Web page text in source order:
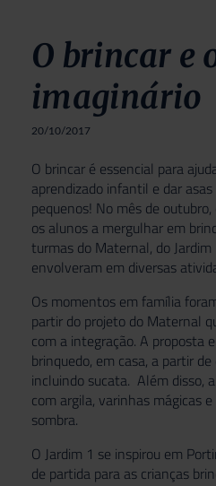
O brincar e
imaginário
20/10/2017
O brincar é essencial para
aprendizado infantil e dar
pequenos! No mês de
os alunos a mergulhar em
turmas do Maternal, do Jardim
envolveram em diversas
Os momentos em família
partir do projeto do Maternal
com a integração. A proposta
brinquedo, em casa, a partir
incluindo sucata. Além disso,
com argila, varinhas mágicas
sombra.
O Jardim 1 se inspirou em
de partida para as crianças